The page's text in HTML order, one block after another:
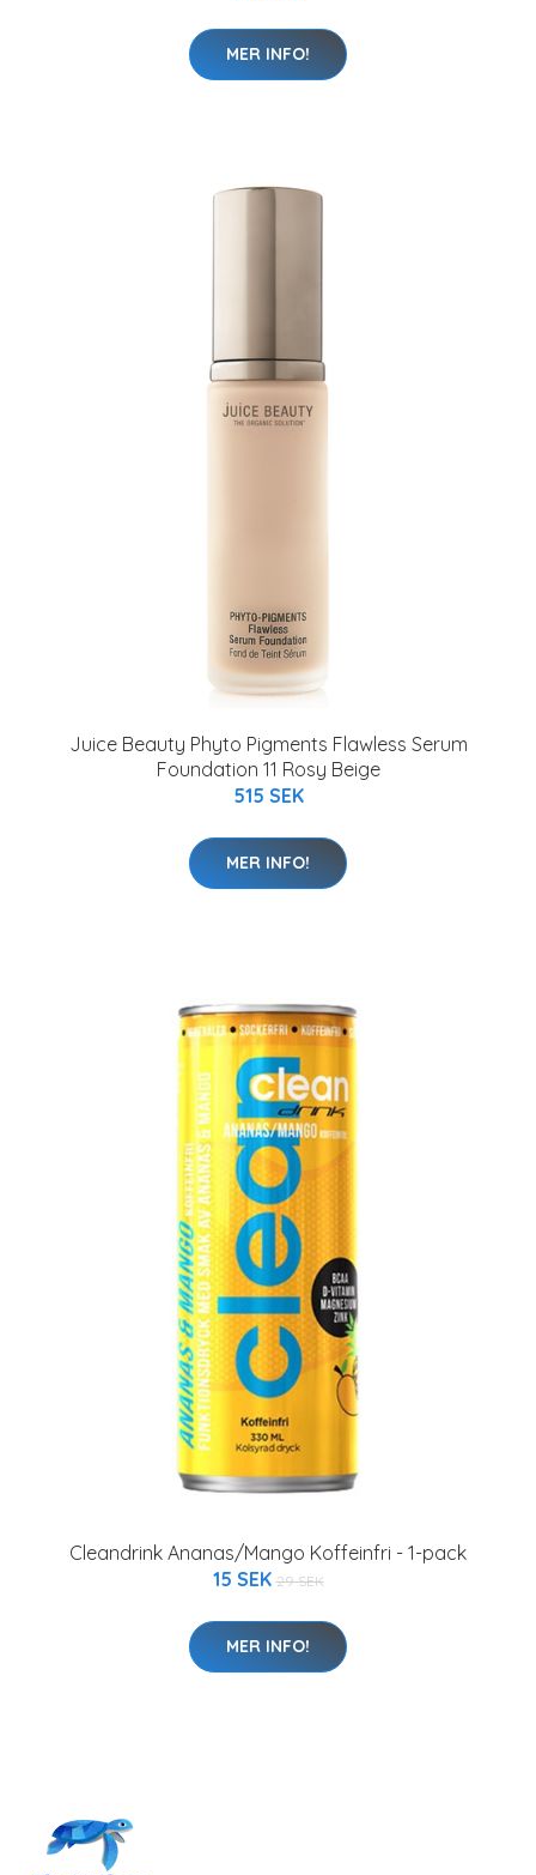
MER INFO!
Juice Beauty Phyto Pigments Flawless Serum
Foundation 11 Rosy Beige
515 SEK
MER INFO!
Cleandrink Ananas/Mango Koffeinfri - 1-pack
15 SEK 29 SEK
MER INFO!